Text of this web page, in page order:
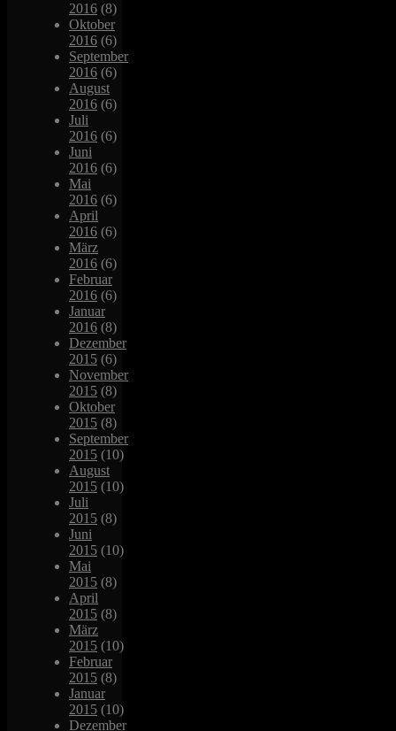
2016 (8)
Oktober
2016 (6)
September
2016 (6)
August
2016 (6)
Juli
2016 (6)
Juni
2016 (6)
Mai
2016 (6)
April
2016 (6)
März
2016 (6)
Februar
2016 (6)
Januar
2016 (8)
Dezember
2015 (6)
November
2015 (8)
Oktober
2015 (8)
September
2015 (10)
August
2015 (10)
Juli
2015 (8)
Juni
2015 (10)
Mai
2015 (8)
April
2015 (8)
März
2015 (10)
Februar
2015 (8)
Januar
2015 (10)
Dezember